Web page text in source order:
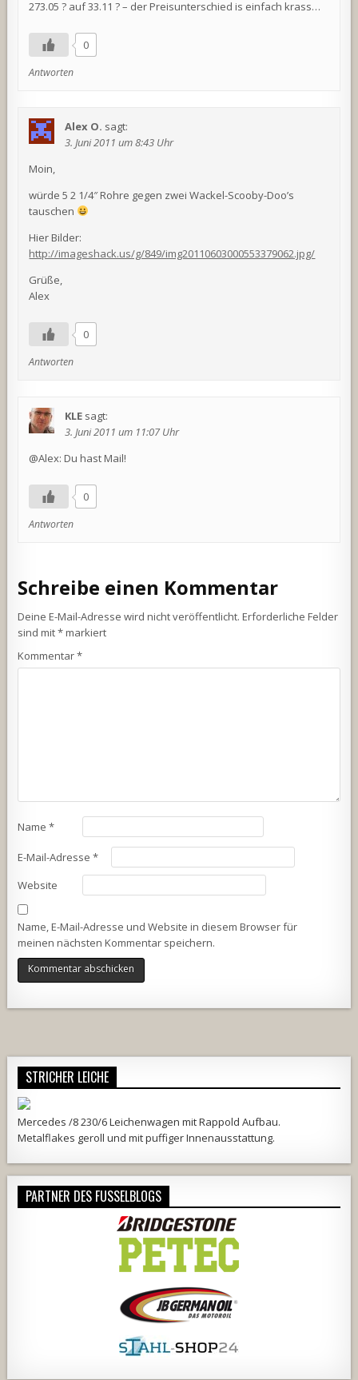
273.05 ? auf 33.11 ? – der Preisunterschied is einfach krass…
0
Antworten
Alex O. sagt:
3. Juni 2011 um 8:43 Uhr
Moin,
würde 5 2 1/4″ Rohre gegen zwei Wackel-Scooby-Doo’s
tauschen
Hier Bilder:
http://imageshack.us/g/849/img20110603000553379062.jpg/
Grüße,
Alex
0
Antworten
KLE sagt:
3. Juni 2011 um 11:07 Uhr
@Alex: Du hast Mail!
0
Antworten
Schreibe einen Kommentar
Deine E-Mail-Adresse wird nicht veröffentlicht. Erforderliche Felder
sind mit*markiert
Kommentar*
Name*
E-Mail-Adresse*
Website
Name, E-Mail-Adresse und Website in diesem Browser für
meinen nächsten Kommentar speichern.
STRICHER LEICHE
Mercedes /8 230/6 Leichenwagen mit Rappold Aufbau.
Metalflakes geroll und mit puffiger Innenausstattung.
PARTNER DES FUSSELBLOGS